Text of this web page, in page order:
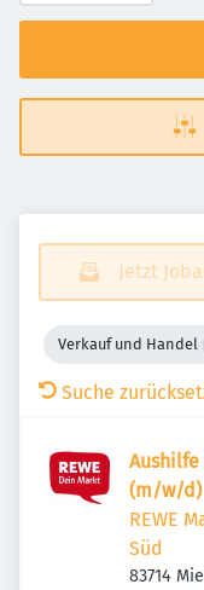
Jetzt
Verkauf und Handel
Suche
(m/w/d)
REWE
Süd
83714